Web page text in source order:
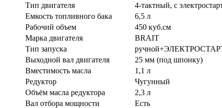
Тип двигателя
4-тактный, с
Емкость топливного бака
6,5 л
Рабочий объем
450 куб.см
Марка двигателя
BRAIT
Тип запуска
Выходной вал двигателя
25 мм (под шпонку)
Вместимость масла
1,1 л
Редуктор
Чугунный
Объём масла редуктора
2,3 л
Вал отбора мощности
Есть